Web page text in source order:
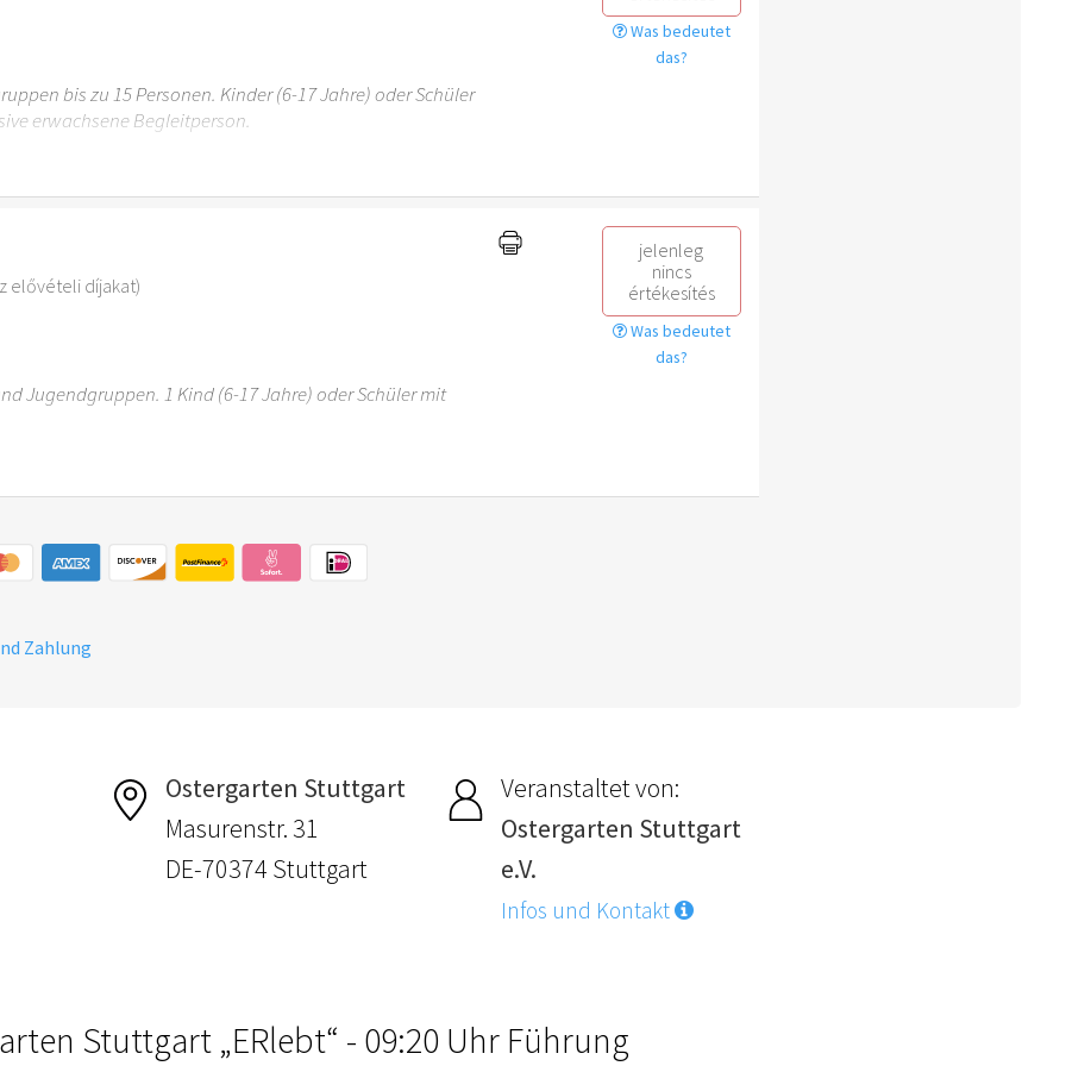
Was bedeutet
das?
bis zu 15 Personen. Kinder (6-17 Jahre) oder Schüler
erwachsene Begleitperson.
6 Jahren ist der Ostergarten Stuttgart nicht
elővételi díjakat)
jelenleg
nincs
értékesítés
Was bedeutet
das?
Jugendgruppen. 1 Kind (6-17 Jahre) oder Schüler mit
6 Jahren ist der Ostergarten Stuttgart nicht
Zahlung
Ostergarten Stuttgart
Masurenstr. 31
DE-70374 Stuttgart
Veranstaltet von:
Ostergarten Stuttgart
e.V.
Infos und Kontakt
Stuttgart „ERlebt“ - 09:20 Uhr Führung